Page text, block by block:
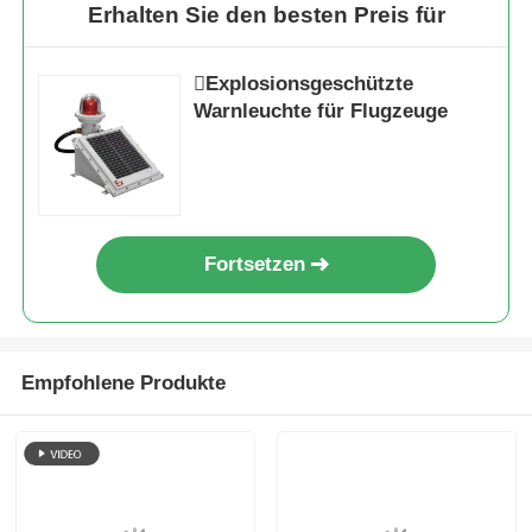
Erhalten Sie den besten Preis für
Explosionsgeschützte
Warnleuchte für Flugzeuge
Fortsetzen
Empfohlene Produkte